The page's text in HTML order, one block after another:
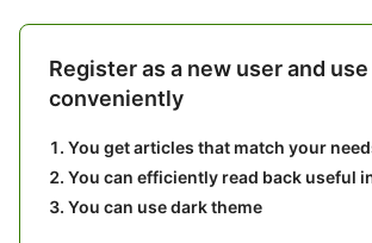
Register as a new user and
conveniently
You get articles that match your
You can efficiently read back useful
You can use dark theme